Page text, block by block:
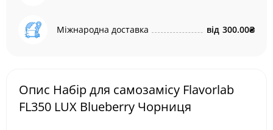
Міжнародна доставка від 300.00₴
Опис Набір для самозамісу Flavorlab
FL350 LUX Blueberry Чорниця